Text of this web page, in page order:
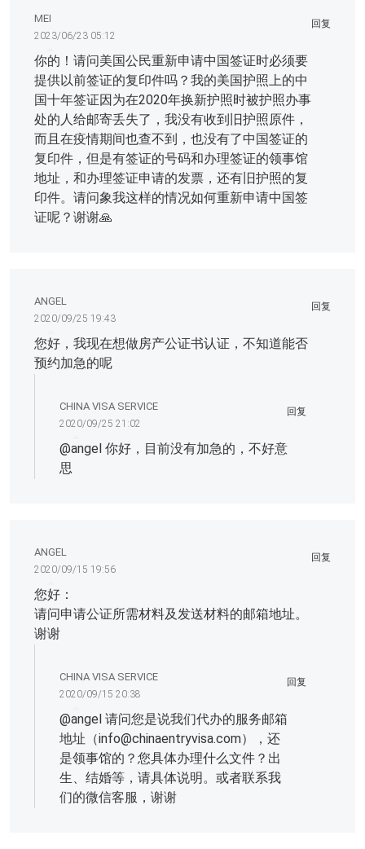
MEI
2023/06/23 05:12
你的！请问美国公民重新申请中国签证时必须要
提供以前签证的复印件吗？我的美国护照上的中
国十年签证因为在2020年换新护照时被护照办事
处的人给邮寄丢失了，我没有收到旧护照原件，
而且在疫情期间也查不到，也没有了中国签证的
复印件，但是有签证的号码和办理签证的领事馆
地址，和办理签证申请的发票，还有旧护照的复
印件。请问象我这样的情况如何重新申请中国签
证呢？谢谢🙏
回复
ANGEL
2020/09/25 19:43
您好，我现在想做房产公证书认证，不知道能否
预约加急的呢
回复
CHINA VISA SERVICE
2020/09/25 21:02
@angel 你好，目前没有加急的，不好意
思
回复
ANGEL
2020/09/15 19:56
您好：
请问申请公证所需材料及发送材料的邮箱地址。
谢谢
回复
CHINA VISA SERVICE
2020/09/15 20:38
@angel 请问您是说我们代办的服务邮箱
地址（info@chinaentryvisa.com），还
是领事馆的？您具体办理什么文件？出
生、结婚等，请具体说明。或者联系我
们的微信客服，谢谢
回复